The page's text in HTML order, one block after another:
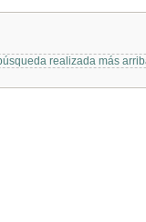
realizada más